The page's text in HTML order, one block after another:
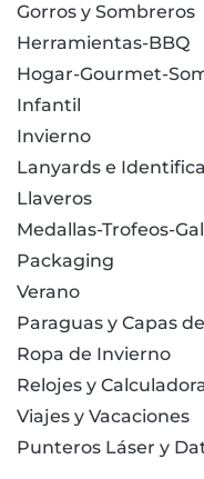
Gorros y Sombreros
Herramientas-BBQ
Hogar-Gourmet-
Infantil
Invierno
Lanyards e
Llaveros
Medallas-Trofeos-
Packaging
Verano
Paraguas y Capas
Ropa de Invierno
Relojes y
Viajes y Vacaciones
Punteros Láser y